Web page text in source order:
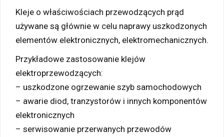
Kleje o właściwościach przewodzących prąd
używane są głównie w celu naprawy uszkodzonych
elementów elektronicznych, elektromechanicznych.
Przykładowe zastosowanie klejów
elektroprzewodzących:
– uszkodzone ogrzewanie szyb samochodowych
– awarie diod, tranzystorów i innych komponentów
elektronicznych
– serwisowanie przerwanych przewodów